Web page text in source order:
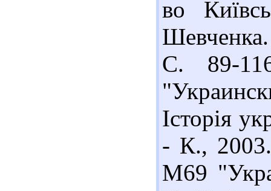
во
С. 89-
Історія
- К.,
М69